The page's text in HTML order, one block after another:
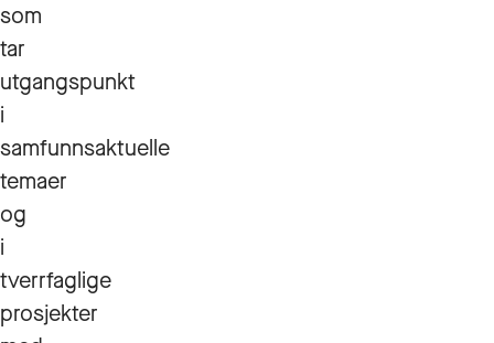
som
tar
utgangspunkt
i
samfunnsaktuelle
temaer
og
i
tverrfaglige
prosjekter